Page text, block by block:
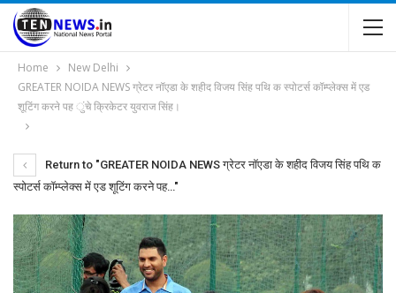
Home
New Delhi
GREATER NOIDA NEWS ग्रेटर नॉएडा के शहीद विजय सिंह पथि क स्पोटर्स कॉम्प्लेक्स में एड
शूटिंग करने पह ुंचे क्रिकेटर युवराज सिंह।
Return to "GREATER NOIDA NEWS ग्रेटर नॉएडा के शहीद विजय सिंह पथि क
स्पोटर्स कॉम्प्लेक्स में एड शूटिंग करने पह…"